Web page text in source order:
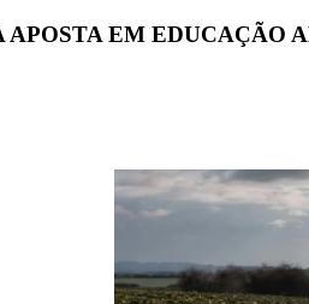
EM EDUCAÇÃO